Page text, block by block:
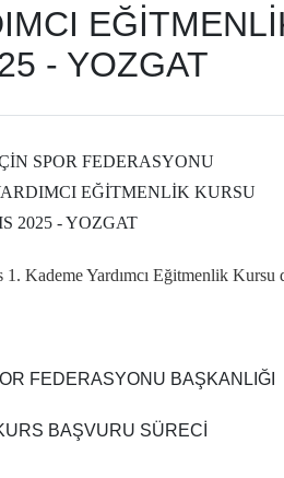
- YOZGAT
SPOR FEDERASYONU
EĞİTMENLİK KURSU
2025 - YOZGAT
Kademe Yardımcı Eğitmenlik Kursu
FEDERASYONU BAŞKANLIĞI
BAŞVURU SÜRECİ